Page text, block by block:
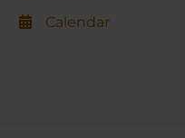
Calendar